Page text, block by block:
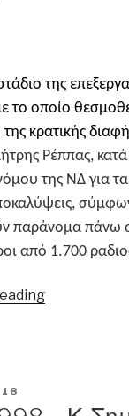
της
το οποίο
κρατικής
Ρέππας, κατά
της ΝΔ για
παράνομα πάνω
από 1.700
“Δ.